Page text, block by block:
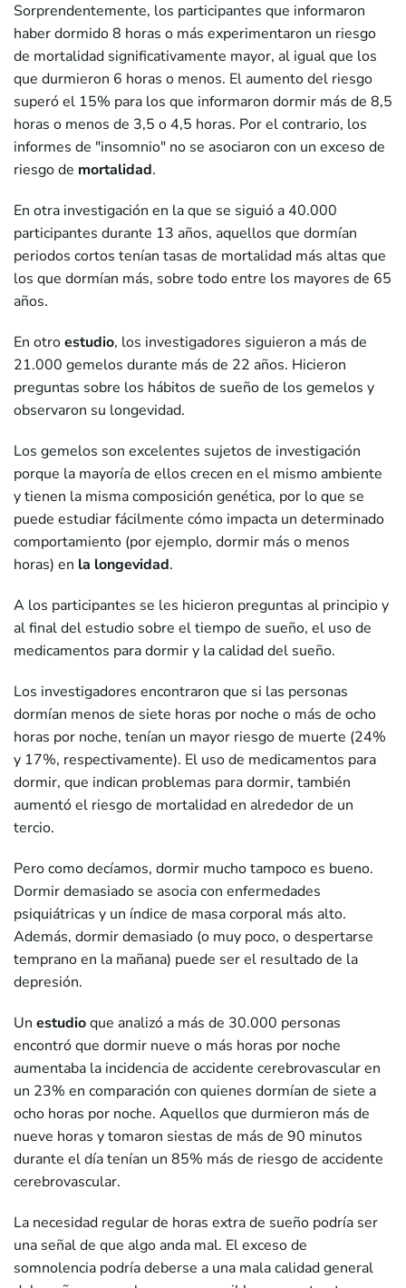
Sorprendentemente, los participantes que informaron
haber dormido 8 horas o más experimentaron un riesgo
de mortalidad significativamente mayor, al igual que los
que durmieron 6 horas o menos. El aumento del riesgo
superó el 15% para los que informaron dormir más de 8,5
horas o menos de 3,5 o 4,5 horas. Por el contrario, los
informes de "insomnio" no se asociaron con un exceso de
riesgo de mortalidad.
En otra investigación en la que se siguió a 40.000
participantes durante 13 años, aquellos que dormían
periodos cortos tenían tasas de mortalidad más altas que
los que dormían más, sobre todo entre los mayores de 65
años.
En otroestudio, los investigadores siguieron a más de
21.000 gemelos durante más de 22 años. Hicieron
preguntas sobre los hábitos de sueño de los gemelos y
observaron su longevidad.
Los gemelos son excelentes sujetos de investigación
porque la mayoría de ellos crecen en el mismo ambiente
y tienen la misma composición genética, por lo que se
puede estudiar fácilmente cómo impacta un determinado
comportamiento (por ejemplo, dormir más o menos
horas) en la longevidad.
A los participantes se les hicieron preguntas al principio y
al final del estudio sobre el tiempo de sueño, el uso de
medicamentos para dormir y la calidad del sueño.
Los investigadores encontraron que si las personas
dormían menos de siete horas por noche o más de ocho
horas por noche, tenían un mayor riesgo de muerte (24%
y 17%, respectivamente). El uso de medicamentos para
dormir, que indican problemas para dormir, también
aumentó el riesgo de mortalidad en alrededor de un
tercio.
Pero como decíamos, dormir mucho tampoco es bueno.
Dormir demasiado se asocia con enfermedades
psiquiátricas y un índice de masa corporal más alto.
Además, dormir demasiado (o muy poco, o despertarse
temprano en la mañana) puede ser el resultado de la
depresión.
Un estudioque analizó a más de 30.000 personas
encontró que dormir nueve o más horas por noche
aumentaba la incidencia de accidente cerebrovascular en
un 23% en comparación con quienes dormían de siete a
ocho horas por noche. Aquellos que durmieron más de
nueve horas y tomaron siestas de más de 90 minutos
durante el día tenían un 85% más de riesgo de accidente
cerebrovascular.
La necesidad regular de horas extra de sueño podría ser
una señal de que algo anda mal. El exceso de
somnolencia podría deberse a una mala calidad general